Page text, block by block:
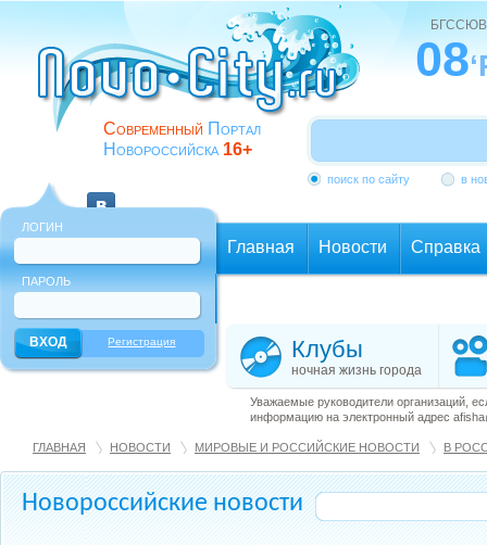
Современный Портал
Новороссийска 16+
08
поиск по сайту в
ЛОГИН
ПАРОЛЬ
Регистрация
Главная Новости Справка
Клубы
ночная жизнь города
Уважаемые руководители организаций,
информацию на электронный адрес
ГЛАВНАЯ НОВОСТИ МИРОВЫЕ И РОССИЙСКИЕ НОВОСТИ В
Новороссийские новости